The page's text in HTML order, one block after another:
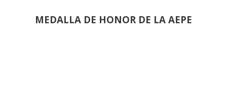
MEDALLA DE HONOR DE LA AEPE